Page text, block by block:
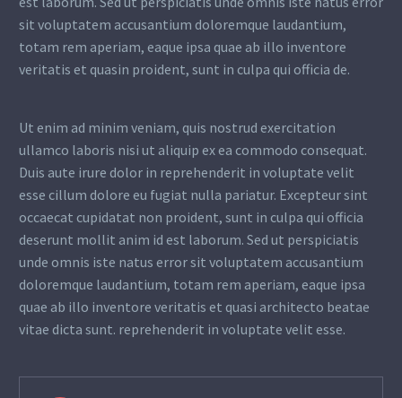
sit voluptatem accusantium doloremque laudantium,
totam rem aperiam, eaque ipsa quae ab illo inventore
veritatis et quasin proident, sunt in culpa qui officia de.
Ut enim ad minim veniam, quis nostrud exercitation
ullamco laboris nisi ut aliquip ex ea commodo consequat.
Duis aute irure dolor in reprehenderit in voluptate velit
esse cillum dolore eu fugiat nulla pariatur. Excepteur sint
occaecat cupidatat non proident, sunt in culpa qui officia
deserunt mollit anim id est laborum. Sed ut perspiciatis
unde omnis iste natus error sit voluptatem accusantium
doloremque laudantium, totam rem aperiam, eaque ipsa
quae ab illo inventore veritatis et quasi architecto beatae
vitae dicta sunt. reprehenderit in voluptate velit esse.